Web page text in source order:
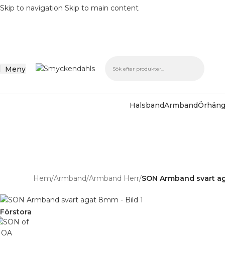
Skip to navigation Skip to main content
Meny
HalsbandArmband
Hem/Armband/Armband Herr/SON Armband svart
Förstora